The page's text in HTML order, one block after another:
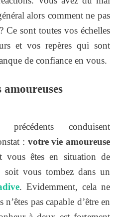
alors comment ne pas
? Ce sont toutes vos échelles
et vos repères qui sont
de confiance en vous.
amoureuses
conduisent
: votre vie amoureuse
vous êtes en situation de
soit vous tombez dans un
. Evidemment, cela ne
pas capable d’être en